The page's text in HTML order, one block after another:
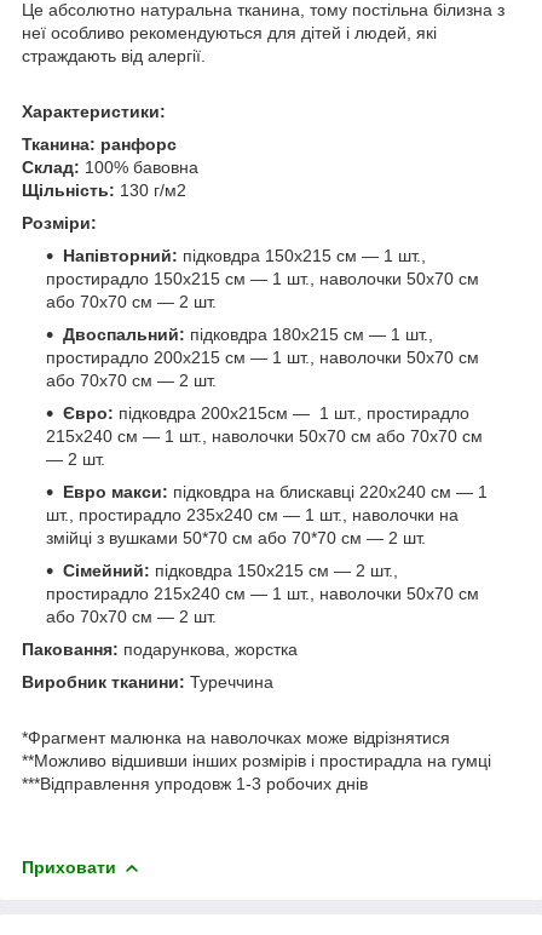
Це абсолютно натуральна тканина, тому постільна білизна з
неї особливо рекомендуються для дітей і людей, які
страждають від алергії.
Характеристики:
Тканина: ранфорс
Склад: 100% бавовна
Щільність: 130 г/м2
Розміри:
Напівторний: підковдра 150х215 см — 1 шт.,
простирадло 150х215 см — 1 шт., наволочки 50х70 см
або 70х70 см — 2 шт.
Двоспальний: підковдра 180х215 см — 1 шт.,
простирадло 200х215 см — 1 шт., наволочки 50х70 см
або 70х70 см — 2 шт.
Євро: підковдра 200х215см — 1 шт., простирадло
215х240 см — 1 шт., наволочки 50х70 см або 70х70 см
— 2 шт.
Евро макси: підковдра на блискавці 220x240 см — 1
шт., простирадло 235x240 см — 1 шт., наволочки на
змійці з вушками 50*70 см або 70*70 см — 2 шт.
Сімейний: підковдра 150х215 см — 2 шт.,
простирадло 215х240 см — 1 шт., наволочки 50х70 см
або 70х70 см — 2 шт.
Паковання: подарункова, жорстка
Виробник тканини: Туреччина
*Фрагмент малюнка на наволочках може відрізнятися
**Можливо відшивши інших розмірів і простирадла на гумці
***Відправлення упродовж 1-3 робочих днів
Приховати